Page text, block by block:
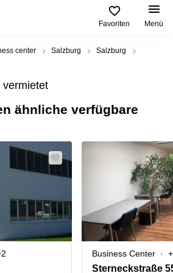
Favoriten Menü
center Salzburg
Salzburg
vermietet
ähnliche verfügbare
Business Center
Sterneckstraße